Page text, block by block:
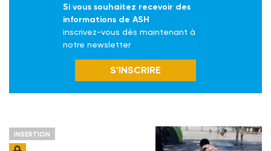
Si vous souhaitez recevoir des
informations de ASH
inscrivez-vous dès maintenant à
notre newsletter
S’INSCRIRE
INSERTION